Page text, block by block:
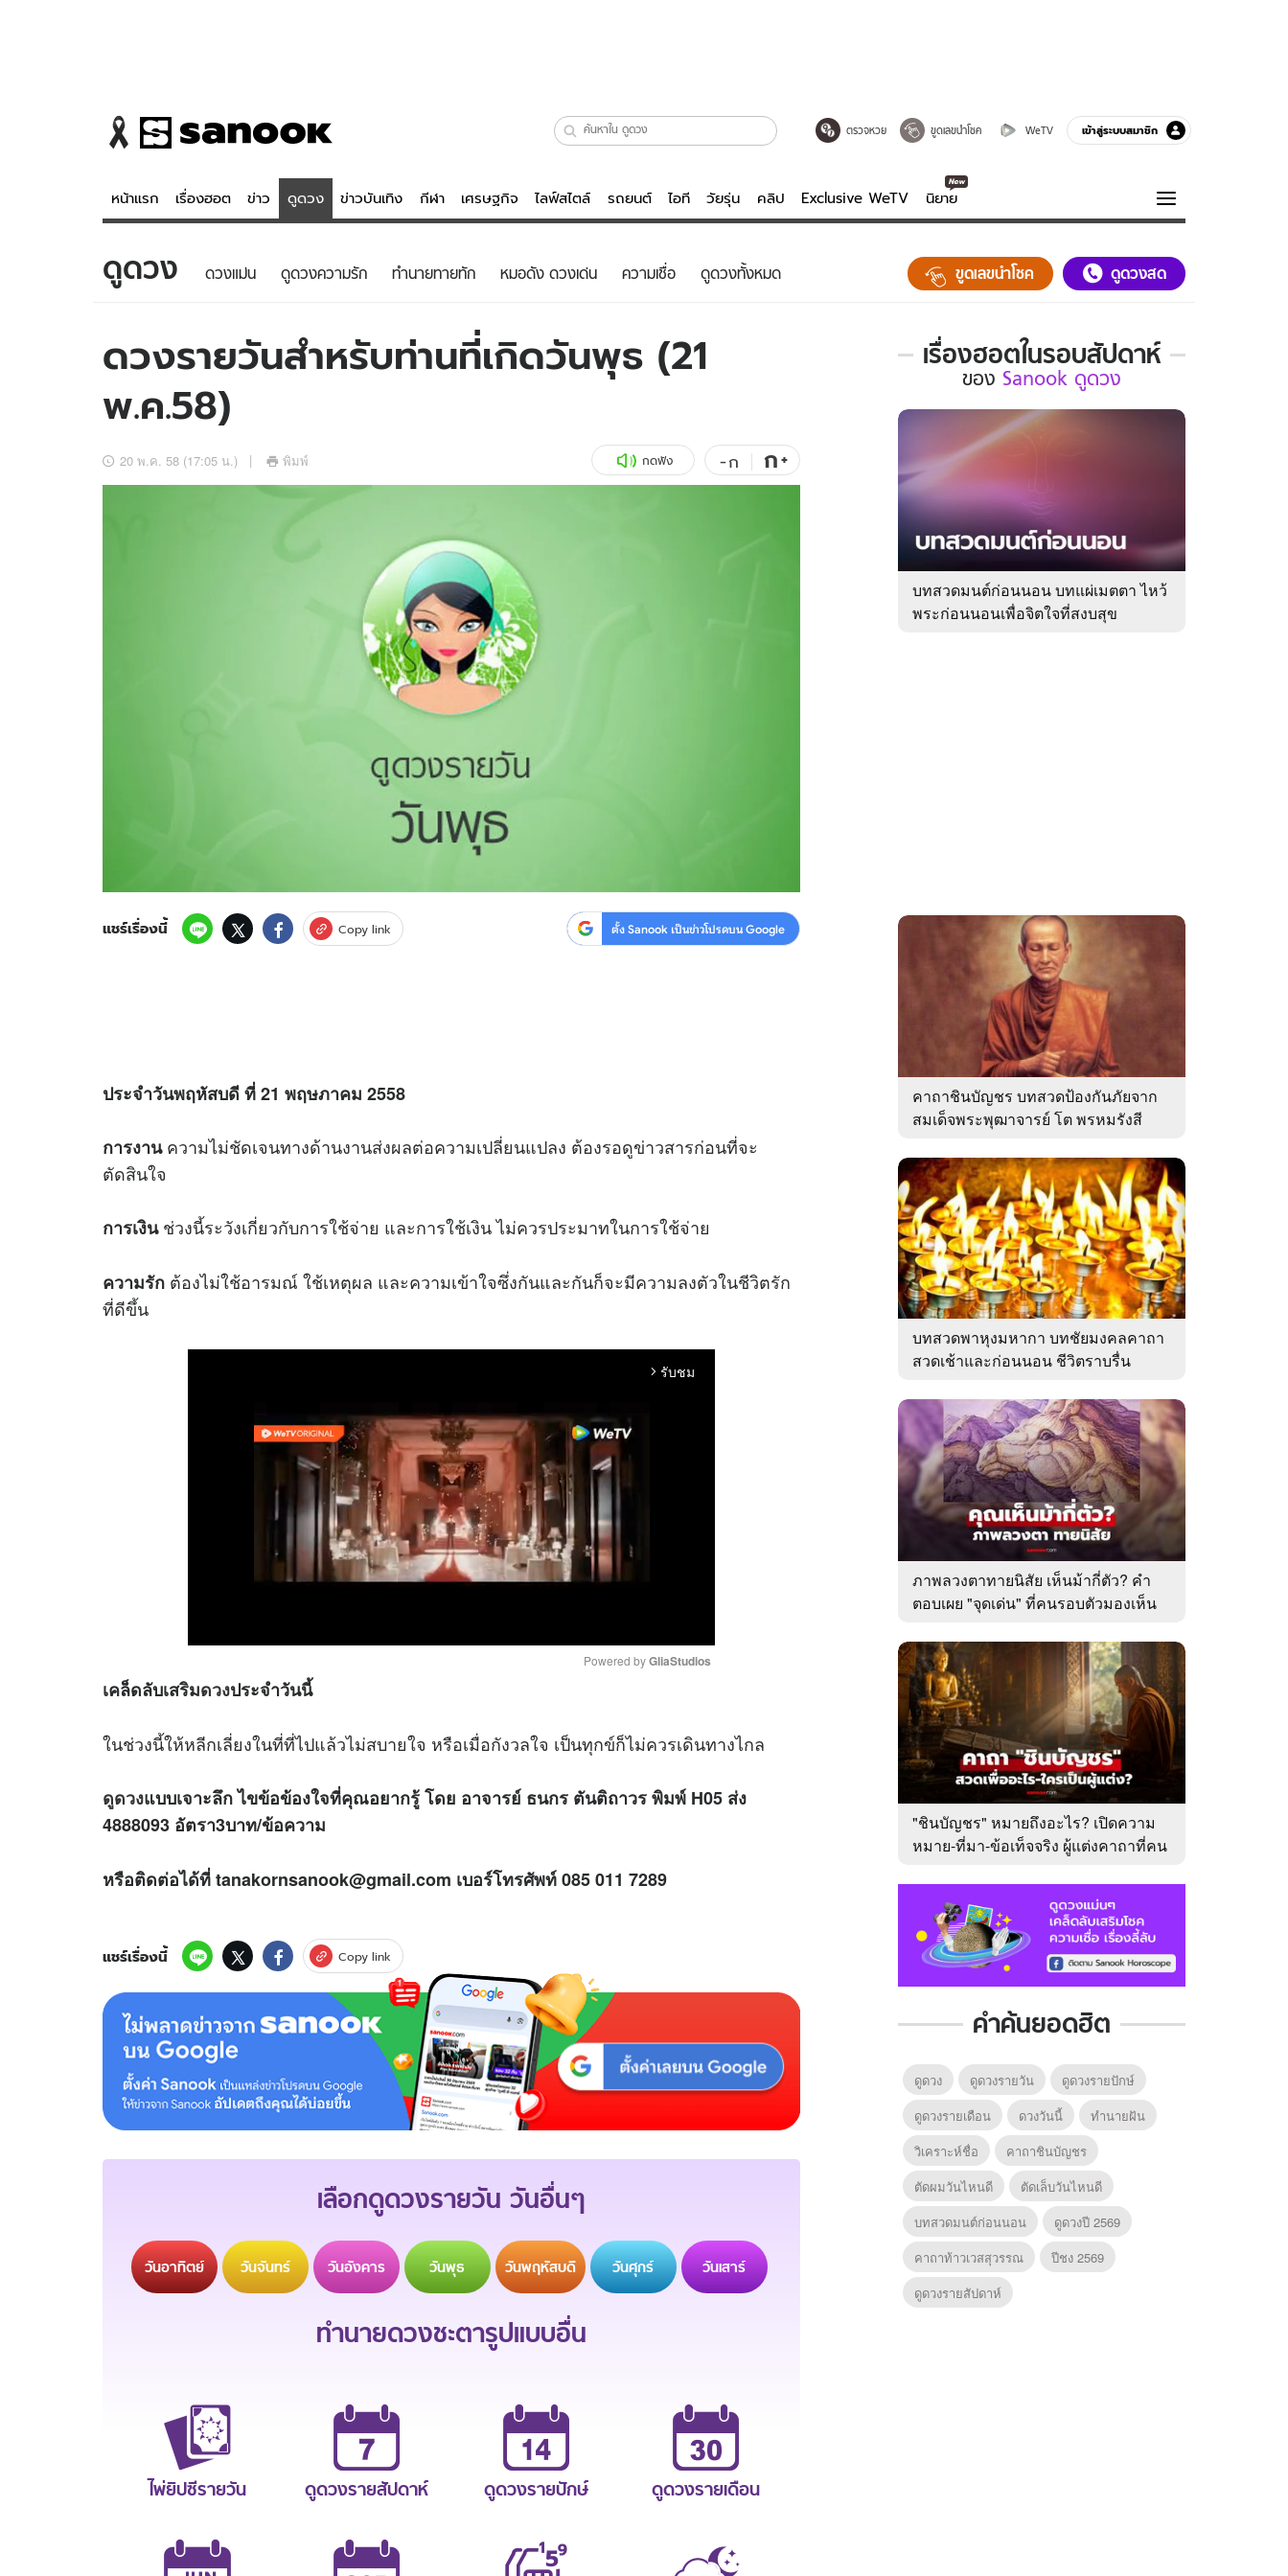
ตรวจหวย ขูดเลขนำโชค WeTV เข้าสู่ระบบสมาชิก
หน้าแรก เรื่องฮอต ข่าว ดูดวง ข่าวบันเทิง กีฬา เศรษฐกิจ ไลฟ์สไตล์ รถยนต์ ไอที วัยรุ่น คลิป Exclusive WeTV นิยาย
ข่าว
ข่าวบันเทิง
ข่าวกีฬา
ข่าวเศรษฐกิจ
อัปเดตจีน
เช็กข่าวชัวร์
ดูดวง - ตรวจหวย
สถิติหวยไทย
ไลฟ์สไตล์
วัยรุ่น
สุขภาพ
เที่ยว-กิน
ดูทีวี
WeTV
ความรู้รอบตัว
ฮาวทู
ติดตามสนุกโซเชียลได้ที่
ดูดวง ดวงแม่น ดูดวงความรัก ทํานายทายทัก หมอดัง ดวงเด่น ความเชื่อ ดูดวงทั้งหมด ขูดเลขนำโชค ดูดวงสด
ดวงรายวันสำหรับท่านที่เกิดวันพุธ (21
พ.ค.58)
20 พ.ค. 58 (17:05 น.) พิมพ์ กดฟัง -ก ก+
แชร์เรื่องนี้ Copy link ตั้ง Sanook เป็นข่าวโปรดบน Google
ประจำวันพฤหัสบดี ที่ 21 พฤษภาคม 2558
การงานความไม่ชัดเจนทางด้านงานส่งผลต่อความเปลี่ยนแปลง ต้องรอดูข่าวสารก่อนที่จะ
ตัดสินใจ
การเงินช่วงนี้ระวังเกี่ยวกับการใช้จ่าย และการใช้เงิน ไม่ควรประมาทในการใช้จ่าย
ความรัก ต้องไม่ใช้อารมณ์ ใช้เหตุผล และความเข้าใจซึ่งกันและกันก็จะมีความลงตัวในชีวิตรัก
ที่ดีขึ้น
arrow_forward_ios รับชม
u
e
Powered by GliaStudios
เคล็ดลับเสริมดวงประจำวันนี้
ในช่วงนี้ให้หลีกเลี่ยงในที่ที่ไปแล้วไม่สบายใจ หรือเมื่อกังวลใจ เป็นทุกข์ก็ไม่ควรเดินทางไกล
ดูดวงแบบเจาะลึก ไขข้อข้องใจที่คุณอยากรู้ โดย อาจารย์ ธนกร ตันติถาวร พิมพ์ H05 ส่ง
4888093 อัตรา3บาท/ข้อความ
หรือติดต่อได้ที่ tanakornsanook@gmail.com เบอร์โทรศัพท์ 085 011 7289
แชร์เรื่องนี้ Copy link
เลือกดูดวงรายวัน วันอื่นๆ
วันอาทิตย์ วันจันทร์ วันอังคาร วันพุธ วันพฤหัสบดี วันศุกร์ วันเสาร์
ทำนายดวงชะตารูปแบบอื่น
ไพ่ยิปซีรายวัน ดูดวงรายสัปดาห์ ดูดวงรายปักษ์ ดูดวงรายเดือน
เรื่องฮอตในรอบสัปดาห์
เรื่อง
ใน
รอบ
ของ
Sanook
ดูด
ของ Sanook ดูดวง
บทสวดมนต์ก่อนนอน บทแผ่เมตตา ไหว้
พระก่อนนอนเพื่อจิตใจที่สงบสุข
คาถาชินบัญชร บทสวดป้องกันภัยจาก
สมเด็จพระพุฒาจารย์ โต พรหมรังสี
บทสวดพาหุงมหากา บทชัยมงคลคาถา
สวดเช้าและก่อนนอน ชีวิตราบรื่น
ภาพลวงตาทายนิสัย เห็นม้ากี่ตัว? คำ
ตอบเผย "จุดเด่น" ที่คนรอบตัวมองเห็น
"ชินบัญชร" หมายถึงอะไร? เปิดความ
หมาย-ที่มา-ข้อเท็จจริง ผู้แต่งคาถาที่คน
คำค้นยอดฮิต
ดูดวง ดูดวงรายวัน
ดูดวงรายปักษ์
ดูดวงรายเดือน
ดวงวันนี้
ทํานายฝัน
วิเคราะห์ชื่อ
คาถาชินบัญชร
ตัดผมวันไหนดี
ตัดเล็บวันไหนดี
บทสวดมนต์ก่อนนอน
ดูดวงปี 2569
คาถาท้าวเวสสุวรรณ
ปีชง 2569
ดูดวงรายสัปดาห์